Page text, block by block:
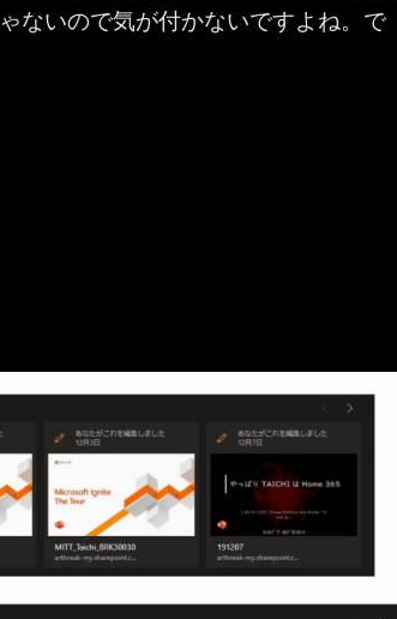
ないので気が付かないですよね。で